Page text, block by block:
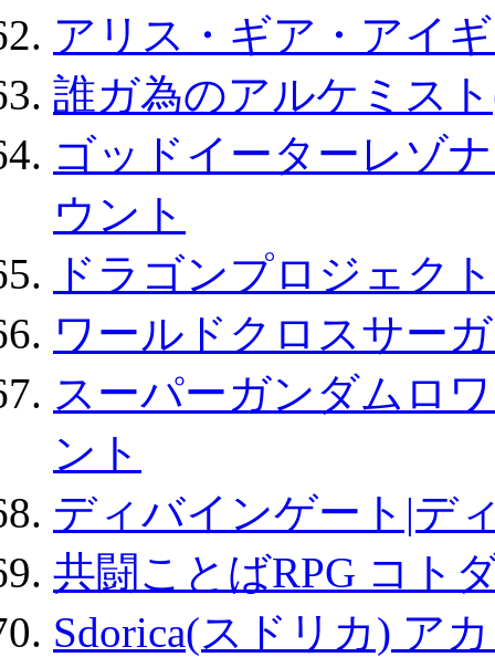
アリス・ギア・アイ
誰ガ為のアルケミス
ゴッドイーターレゾ
ウント
ドラゴンプロジェク
ワールドクロスサー
スーパーガンダムロ
ント
ディバインゲート|デ
共闘ことばRPG コト
Sdorica(スドリカ) ア